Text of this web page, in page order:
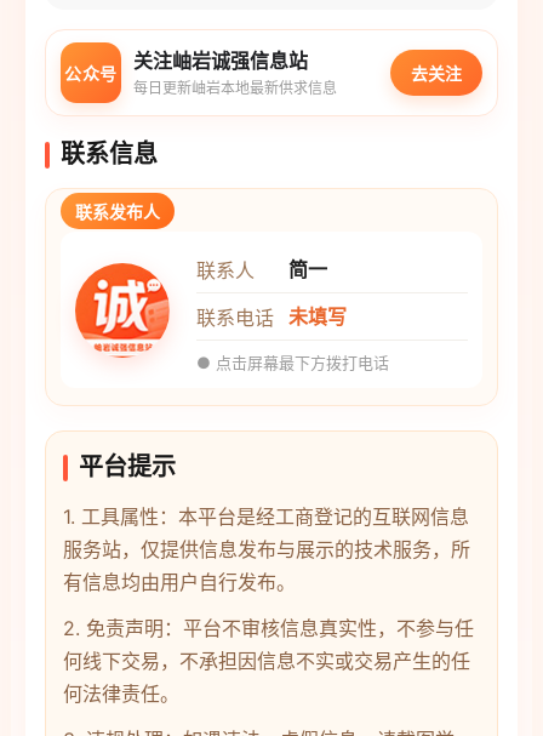
公众号
关注岫岩诚强信息站
每日更新岫岩本地最新供求信息
去关注
联系信息
联系发布人
联系人
简一
联系电话 未填写
● 点击屏幕最下方拨打电话
平台提示
1. 工具属性：本平台是经工商登记的互联网信息
服务站，仅提供信息发布与展示的技术服务，所
有信息均由用户自行发布。
2. 免责声明：平台不审核信息真实性，不参与任
何线下交易，不承担因信息不实或交易产生的任
何法律责任。